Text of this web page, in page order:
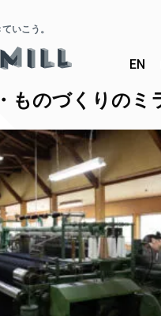
いこう。
EN
ものづくりのミ